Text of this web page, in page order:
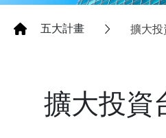
五大計畫 擴大投
擴大投資